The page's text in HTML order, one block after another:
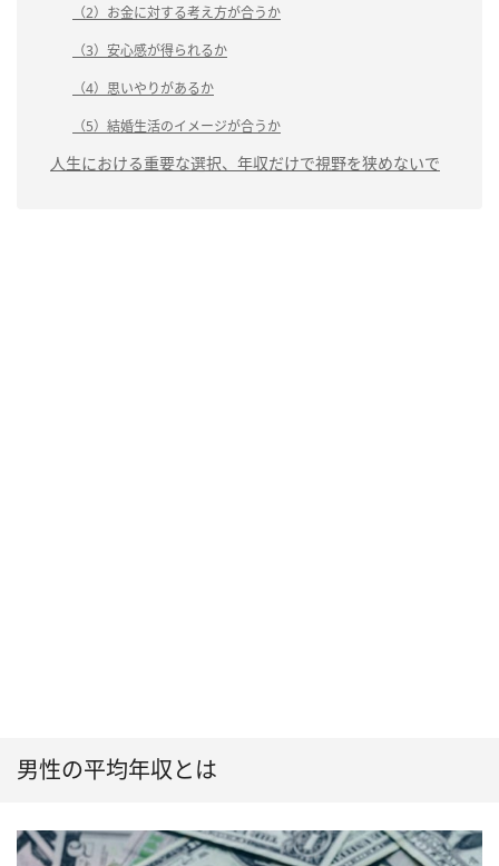
（2）お金に対する考え方が合うか
（3）安心感が得られるか
（4）思いやりがあるか
（5）結婚生活のイメージが合うか
人生における重要な選択、年収だけで視野を狭めないで
男性の平均年収とは